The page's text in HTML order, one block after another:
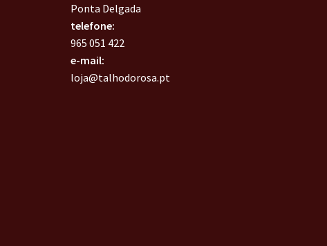
Ponta Delgada
telefone:
965 051 422
e-mail:
loja@talhodorosa.pt